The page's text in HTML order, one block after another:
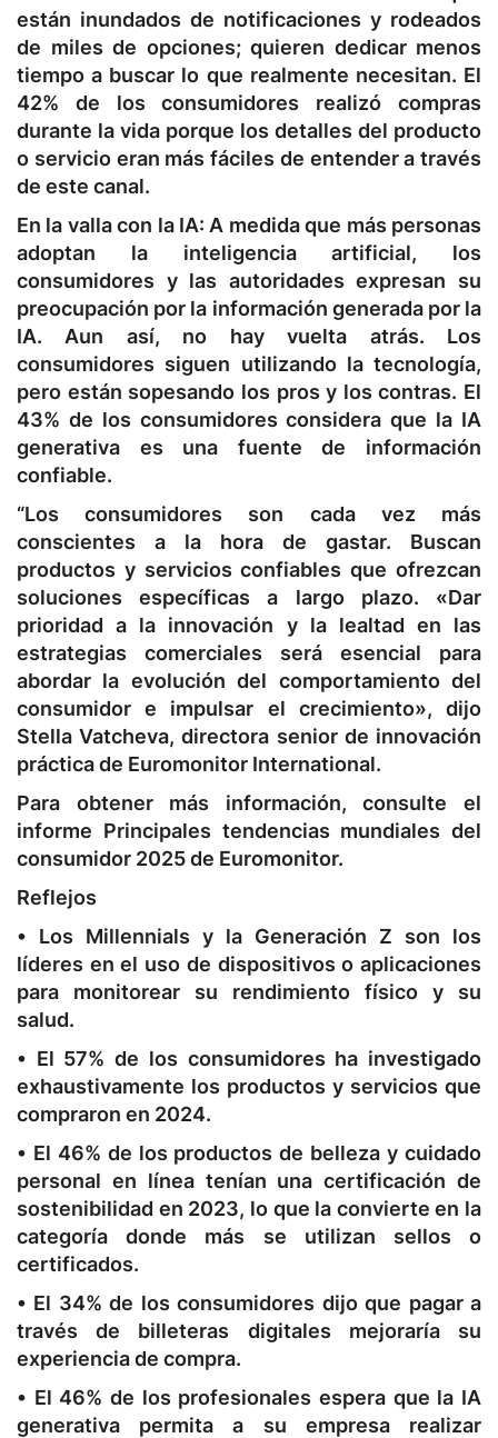
están inundados de notificaciones y rodeados
de miles de opciones; quieren dedicar menos
tiempo a buscar lo que realmente necesitan. El
42% de los consumidores realizó compras
durante la vida porque los detalles del producto
o servicio eran más fáciles de entender a través
de este canal.
En la valla con la IA: A medida que más personas
adoptan la inteligencia artificial, los
consumidores y las autoridades expresan su
preocupación por la información generada por la
IA. Aun así, no hay vuelta atrás. Los
consumidores siguen utilizando la tecnología,
pero están sopesando los pros y los contras. El
43% de los consumidores considera que la IA
generativa es una fuente de información
confiable.
“Los consumidores son cada vez más
conscientes a la hora de gastar. Buscan
productos y servicios confiables que ofrezcan
soluciones específicas a largo plazo. «Dar
prioridad a la innovación y la lealtad en las
estrategias comerciales será esencial para
abordar la evolución del comportamiento del
consumidor e impulsar el crecimiento», dijo
Stella Vatcheva, directora senior de innovación
práctica de Euromonitor International.
Para obtener más información, consulte el
informe Principales tendencias mundiales del
consumidor 2025 de Euromonitor.
Reflejos
• Los Millennials y la Generación Z son los
líderes en el uso de dispositivos o aplicaciones
para monitorear su rendimiento físico y su
salud.
• El 57% de los consumidores ha investigado
exhaustivamente los productos y servicios que
compraron en 2024.
• El 46% de los productos de belleza y cuidado
personal en línea tenían una certificación de
sostenibilidad en 2023, lo que la convierte en la
categoría donde más se utilizan sellos o
certificados.
• El 34% de los consumidores dijo que pagar a
través de billeteras digitales mejoraría su
experiencia de compra.
• El 46% de los profesionales espera que la IA
generativa permita a su empresa realizar